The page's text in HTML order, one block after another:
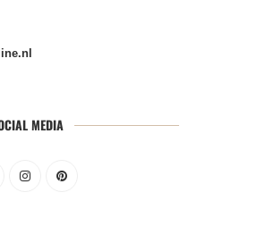
MEDIA